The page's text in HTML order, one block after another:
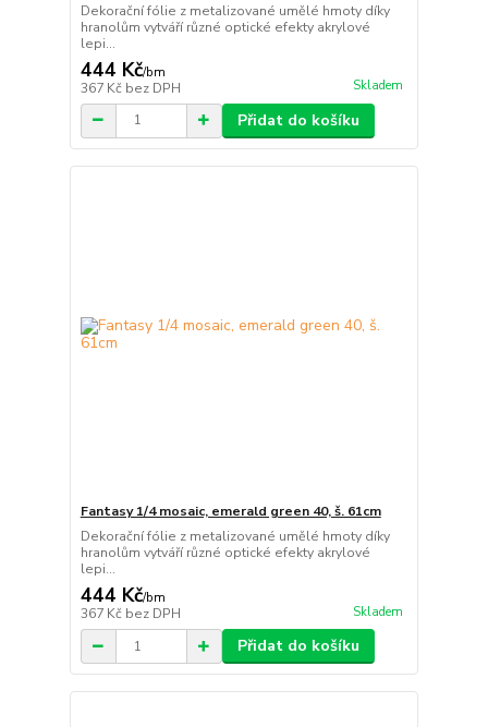
Dekorační fólie z metalizované umělé hmoty díky
hranolům vytváří různé optické efekty akrylové
lepi...
444 Kč/bm
367 Kč bez DPH Skladem
Přidat do košíku
Fantasy 1/4 mosaic, emerald green 40, š. 61cm
Dekorační fólie z metalizované umělé hmoty díky
hranolům vytváří různé optické efekty akrylové
lepi...
444 Kč/bm
367 Kč bez DPH Skladem
Přidat do košíku